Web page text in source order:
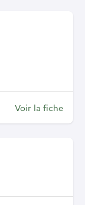
Voir la fiche